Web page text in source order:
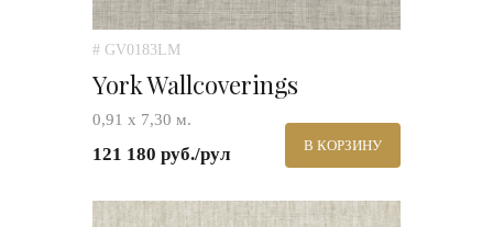
# GV0183LM
York Wallcoverings
0,91 х 7,30 м.
121 180 руб./рул В КОРЗИНУ